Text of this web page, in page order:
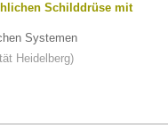
Schilddrüse mit
Systemen
Heidelberg)